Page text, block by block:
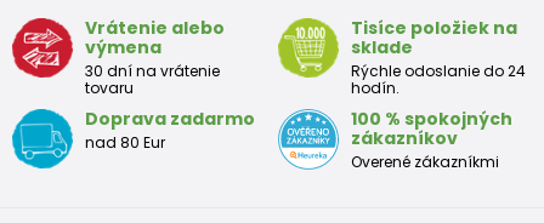
Vrátenie alebo
výmena
30 dní na vrátenie
tovaru
Tisíce položiek na
sklade
Rýchle odoslanie do 24
hodín.
Doprava zadarmo
nad 80 Eur
100 % spokojných
zákazníkov
Overené zákazníkmi